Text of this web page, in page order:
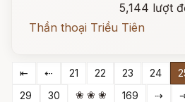
5,144 lượt
Thần thoại Triều Tiên
⇤ ⇠ 21 22 23 24
29
30 ❀ ❀ ❀ 169 ⇢